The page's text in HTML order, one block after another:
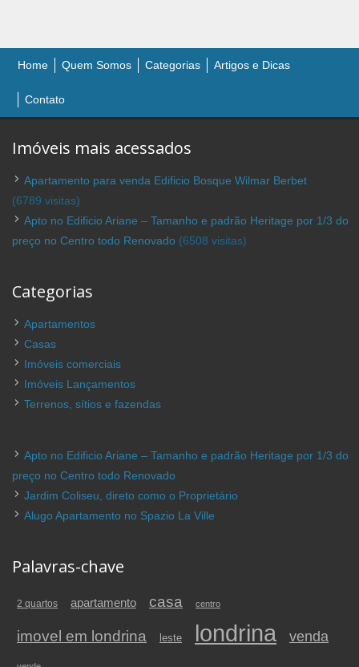
Home Quem Somos Categorias Artigos e Dicas
Contato
Imóveis mais acessados
Apartamento para venda Edificio Bosque Wilmar Berbet
(6789 visitas)
Apto no Edificio Ariane – Tamanho e padrão Heritage por 1/3 do
preço no Centro todo Renovado (6508 visitas)
Categorias
Apartamentos
Casas
Imóveis comerciais
Imóveis Lançamentos
Terrenos, sítios e fazendas
Apto no Edificio Ariane – Tamanho e padrão Heritage por 1/3 do
preço no Centro todo Renovado
Jardim Coliseu, direto como o Proprietário
Alugo Apartamento no Spazio La Ville
Palavras-chave
2 quartos apartamento casa centro
imovel em londrina leste londrina venda